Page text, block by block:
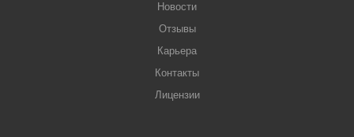
Новости
Отзывы
Карьера
Контакты
Лицензии